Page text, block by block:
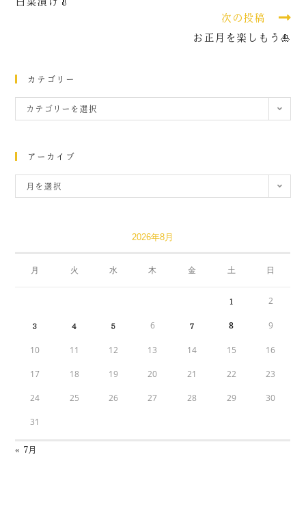
次の投稿
お正月を楽しもう🎍
カテゴリー
カテゴリーを選択
アーカイブ
月を選択
2026年8月
月 火 水 木 金 土 日
1 2
3 4 5 6 7 8 9
10 11 12 13 14 15 16
17 18 19 20 21 22 23
24 25 26 27 28 29 30
31
« 7月